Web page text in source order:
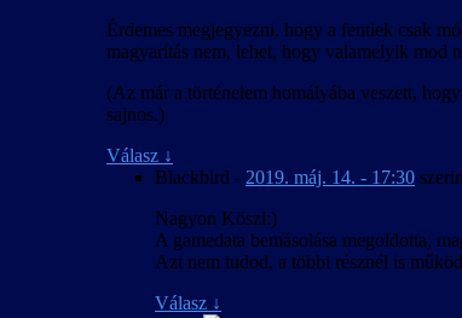
Érdemes megjegyezni, hogy a fentiek csak
magyarítás nem, lehet, hogy valamelyik mod
(Az már a történelem homályába veszett,
sajnos.)
Válasz ↓
Blackbird - 2019. máj. 14. - 17:30
Nagyon Köszi:)
A gamedata bemásolása megoldotta,
Azt nem tudod, a többi résznél is
Válasz ↓